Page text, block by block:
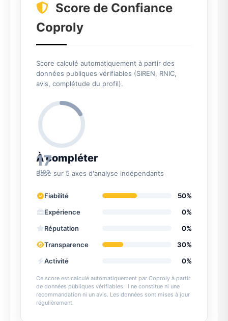
Score de Confiance
Coproly
Score calculé automatiquement à partir des
données publiques vérifiables (SIREN, RNIC,
avis, complétude du profil).
17
/100
À compléter
Basé sur 5 axes d'analyse indépendants
Fiabilité
50%
Expérience
0%
Réputation
0%
Transparence
30%
Activité
0%
Ce score est calculé automatiquement par Coproly à partir
de données publiques vérifiables. Il ne constitue ni une
recommandation ni un avis. Les données sont mises à jour
régulièrement.